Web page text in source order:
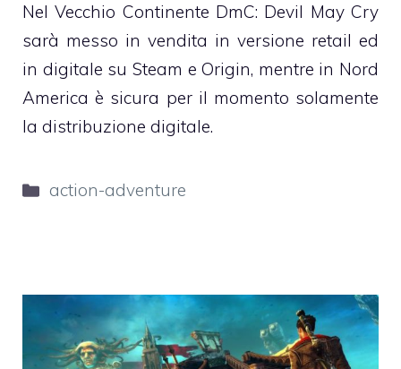
Nel Vecchio Continente DmC: Devil May Cry
sarà messo in vendita in versione retail ed
in digitale su Steam e Origin, mentre in Nord
America è sicura per il momento solamente
la distribuzione digitale.
Categorie
action-adventure